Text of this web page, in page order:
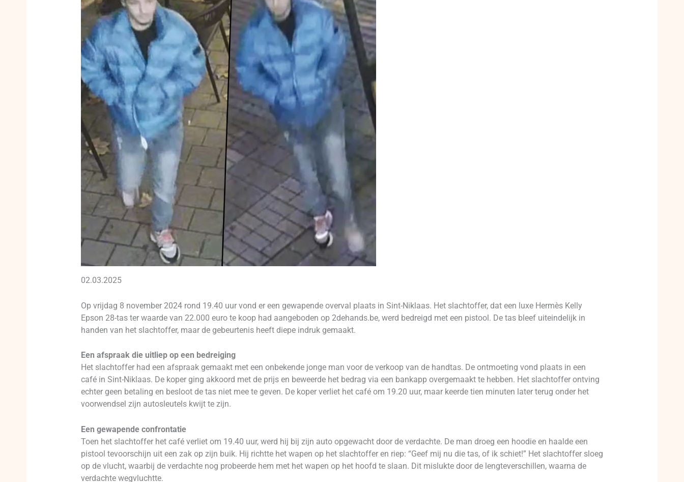
02.03.2025
Op vrijdag 8 november 2024 rond 19.40 uur vond er een gewapende overval plaats in Sint-Niklaas. Het slachtoffer, dat een luxe Hermès Kelly
Epson 28-tas ter waarde van 22.000 euro te koop had aangeboden op 2dehands.be, werd bedreigd met een pistool. De tas bleef uiteindelijk in
handen van het slachtoffer, maar de gebeurtenis heeft diepe indruk gemaakt.
Een afspraak die uitliep op een bedreiging
Het slachtoffer had een afspraak gemaakt met een onbekende jonge man voor de verkoop van de handtas. De ontmoeting vond plaats in een
café in Sint-Niklaas. De koper ging akkoord met de prijs en beweerde het bedrag via een bankapp overgemaakt te hebben. Het slachtoffer ontving
echter geen betaling en besloot de tas niet mee te geven. De koper verliet het café om 19.20 uur, maar keerde tien minuten later terug onder het
voorwendsel zijn autosleutels kwijt te zijn.
Een gewapende confrontatie
Toen het slachtoffer het café verliet om 19.40 uur, werd hij bij zijn auto opgewacht door de verdachte. De man droeg een hoodie en haalde een
pistool tevoorschijn uit een zak op zijn buik. Hij richtte het wapen op het slachtoffer en riep: “Geef mij nu die tas, of ik schiet!” Het slachtoffer sloeg
op de vlucht, waarbij de verdachte nog probeerde hem met het wapen op het hoofd te slaan. Dit mislukte door de lengteverschillen, waarna de
verdachte wegvluchtte.